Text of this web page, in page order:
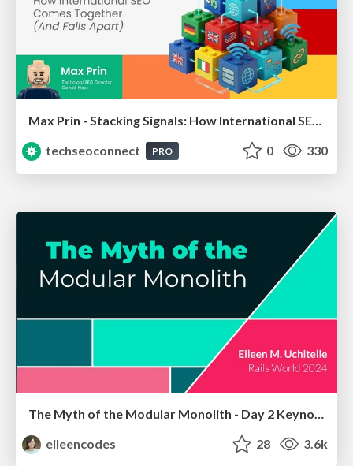
techseoconnect
PRO 0 330
The Myth of the Modular Monolith - Day 2 Keynote - Rails World 2024
eileencodes
28 3.6k